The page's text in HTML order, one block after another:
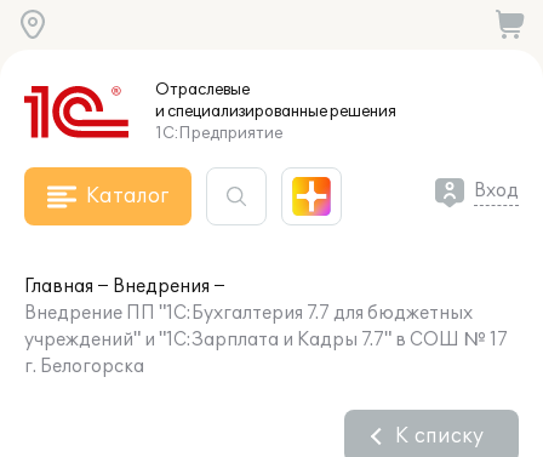
Отраслевые
и специализированныерешения
1С:Предприятие
Каталог Вход
Главная
Внедрения
Внедрение ПП "1С:Бухгалтерия 7.7 для бюджетных
учреждений" и "1С:Зарплата и Кадры 7.7" в СОШ № 17
г. Белогорска
К списку